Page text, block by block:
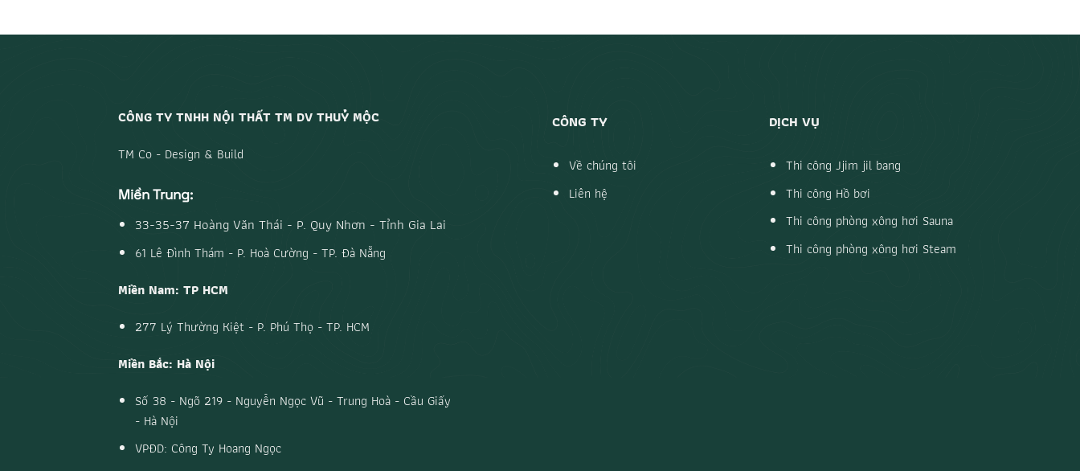
CÔNG TY TNHH NỘI THẤT TM DV THUỶ MỘC
TM Co - Design & Build
Miền Trung:
33-35-37 Hoàng Văn Thái - P. Quy Nhơn - Tỉnh Gia Lai
61 Lê Đình Thám - P. Hoà Cường - TP. Đà Nẵng
Miền Nam: TP HCM
277 Lý Thường Kiệt - P. Phú Thọ - TP. HCM
Miền Bắc: Hà Nội
Số 38 - Ngõ 219 - Nguyễn Ngọc Vũ - Trung Hoà - Cầu Giấy
- Hà Nội
VPĐD: Công Ty Hoang Ngọc
CÔNG TY
Về chúng tôi
Liên hệ
DỊCH VỤ
Thi công Jjim jil bang
Thi công Hồ bơi
Thi công phòng xông hơi Sauna
Thi công phòng xông hơi Steam